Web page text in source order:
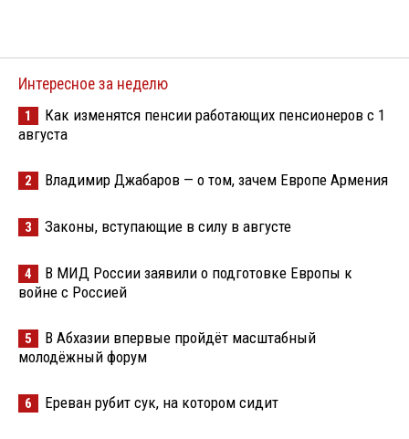
Интересное за неделю
1
Как изменятся пенсии работающих пенсионеров с 1
августа
2 Владимир Джабаров — о том, зачем Европе Армения
3 Законы, вступающие в силу в августе
4
В МИД России заявили о подготовке Европы к
войне с Россией
5
В Абхазии впервые пройдёт масштабный
молодёжный форум
6 Ереван рубит сук, на котором сидит